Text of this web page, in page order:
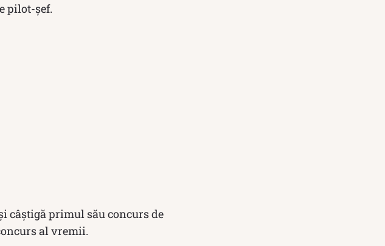
pilot-şef.
câștigă primul său concurs de
al vremii.